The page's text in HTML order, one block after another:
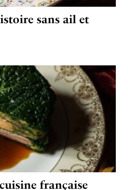
sans ail et
française